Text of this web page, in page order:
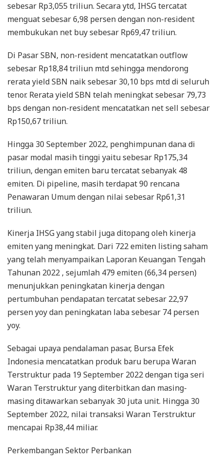
sebesar Rp3,055 triliun. Secara ytd, IHSG tercatat
menguat sebesar 6,98 persen dengan non-resident
membukukan net buy sebesar Rp69,47 triliun.
Di Pasar SBN, non-resident mencatatkan outflow
sebesar Rp18,84 triliun mtd sehingga mendorong
rerata yield SBN naik sebesar 30,10 bps mtd di seluruh
tenor. Rerata yield SBN telah meningkat sebesar 79,73
bps dengan non-resident mencatatkan net sell sebesar
Rp150,67 triliun.
Hingga 30 September 2022, penghimpunan dana di
pasar modal masih tinggi yaitu sebesar Rp175,34
triliun, dengan emiten baru tercatat sebanyak 48
emiten. Di pipeline, masih terdapat 90 rencana
Penawaran Umum dengan nilai sebesar Rp61,31
triliun.
Kinerja IHSG yang stabil juga ditopang oleh kinerja
emiten yang meningkat. Dari 722 emiten listing saham
yang telah menyampaikan Laporan Keuangan Tengah
Tahunan 2022 , sejumlah 479 emiten (66,34 persen)
menunjukkan peningkatan kinerja dengan
pertumbuhan pendapatan tercatat sebesar 22,97
persen yoy dan peningkatan laba sebesar 74 persen
yoy.
Sebagai upaya pendalaman pasar, Bursa Efek
Indonesia mencatatkan produk baru berupa Waran
Terstruktur pada 19 September 2022 dengan tiga seri
Waran Terstruktur yang diterbitkan dan masing-
masing ditawarkan sebanyak 30 juta unit. Hingga 30
September 2022, nilai transaksi Waran Terstruktur
mencapai Rp38,44 miliar.
Perkembangan Sektor Perbankan